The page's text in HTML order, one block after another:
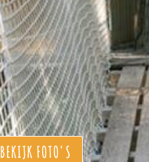
BEKIJK FOTO'S